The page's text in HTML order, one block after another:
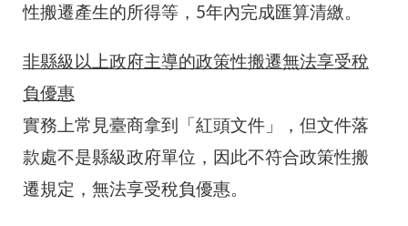
性搬遷產生的所得等，5年內完成匯算清繳。
非縣級以上政府主導的政策性搬遷無法享受稅
負優惠
實務上常見臺商拿到「紅頭文件」，但文件落
款處不是縣級政府單位，因此不符合政策性搬
遷規定，無法享受稅負優惠。